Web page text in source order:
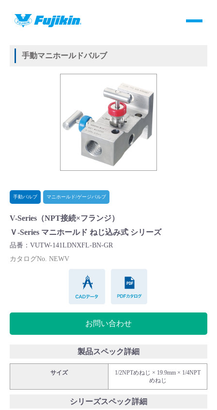
製品情報
バルブ・継手・システムを探す
製品カタログダウンロード
よくあるご質問(FAQ)・用語集
Cv値・流量計算ツール
製品動画一覧
バルブと継手のきほん
説明会・講習会
Corporate Blog
HOME 製品情報
手動マニホールドバルブ
手動バルブ マニホールド/ゲージバルブ
V-Series（NPT接続×フランジ）
Ｖ-Series マニホールド ねじ込み式 シリーズ
品番：VUTW-141LDNXFL-BN-GR
カタログNo. NEWV
お問い合わせ
製品スペック詳細
サイズ
1/2NPTめねじ × 19.9mm × 1/4NPT
めねじ
シリーズスペック詳細